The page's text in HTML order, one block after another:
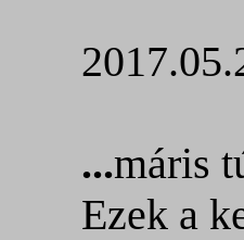
...máris
Ezek a